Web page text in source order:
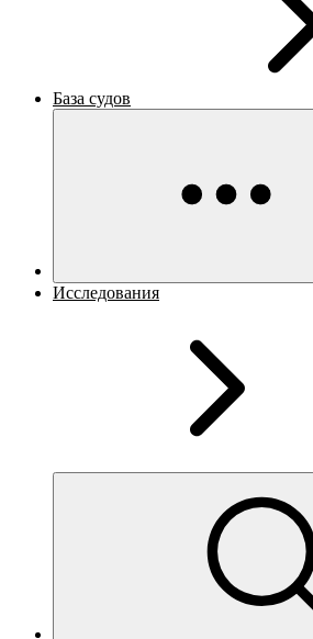
База судов
Исследования